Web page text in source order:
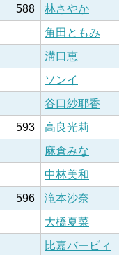
588
林さやか
角田ともみ
溝口恵
ソンイ
谷口紗耶香
593
高良光莉
麻倉みな
中林美和
596
滝本沙奈
大橋夏菜
比嘉バービィ